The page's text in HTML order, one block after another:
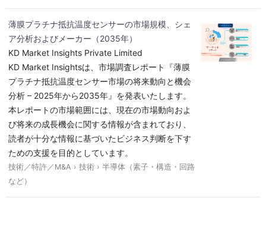
薄膜プラチナ抵抗温度センサーの市場規模、シェ
ア分析およびメーカー（2035年）
KD Market Insights Private Limited
KD Market Insightsは、市場調査レポート『薄膜
プラチナ抵抗温度センサー市場の将来動向と機会
分析 – 2025年から2035年』を発表いたします。
本レポートの市場範囲には、現在の市場動向およ
び将来の成長機会に関する情報が含まれており、
読者が十分な情報に基づいたビジネス判断を下す
ための支援を目的としています。
技術／特許／M&A › 技術 › 半導体（素子・構造・回路
など）